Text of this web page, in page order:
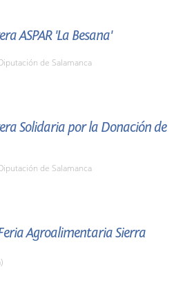
ASPAR 'La Besana'
de Salamanca
Solidaria por la Donación de
de Salamanca
Agroalimentaria Sierra